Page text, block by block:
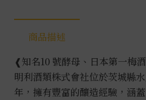
數
商品描述
❰知名10 號酵母、日本第一梅
明利酒類株式會社位於茨城縣
年，擁有豐富的釀造經驗，涵